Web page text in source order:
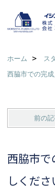
ホーム
ス
西脇市での完成
前の
西脇市
しくださ